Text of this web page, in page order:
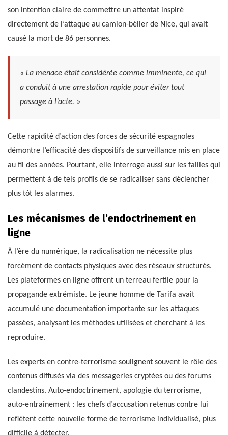
son intention claire de commettre un attentat inspiré
directement de l’attaque au camion-bélier de Nice, qui avait
causé la mort de 86 personnes.
« La menace était considérée comme imminente, ce qui
a conduit à une arrestation rapide pour éviter tout
passage à l’acte. »
Cette rapidité d’action des forces de sécurité espagnoles
démontre l’efficacité des dispositifs de surveillance mis en place
au fil des années. Pourtant, elle interroge aussi sur les failles qui
permettent à de tels profils de se radicaliser sans déclencher
plus tôt les alarmes.
Les mécanismes de l’endoctrinement en
ligne
À l’ère du numérique, la radicalisation ne nécessite plus
forcément de contacts physiques avec des réseaux structurés.
Les plateformes en ligne offrent un terreau fertile pour la
propagande extrémiste. Le jeune homme de Tarifa avait
accumulé une documentation importante sur les attaques
passées, analysant les méthodes utilisées et cherchant à les
reproduire.
Les experts en contre-terrorisme soulignent souvent le rôle des
contenus diffusés via des messageries cryptées ou des forums
clandestins. Auto-endoctrinement, apologie du terrorisme,
auto-entraînement : les chefs d’accusation retenus contre lui
reflètent cette nouvelle forme de terrorisme individualisé, plus